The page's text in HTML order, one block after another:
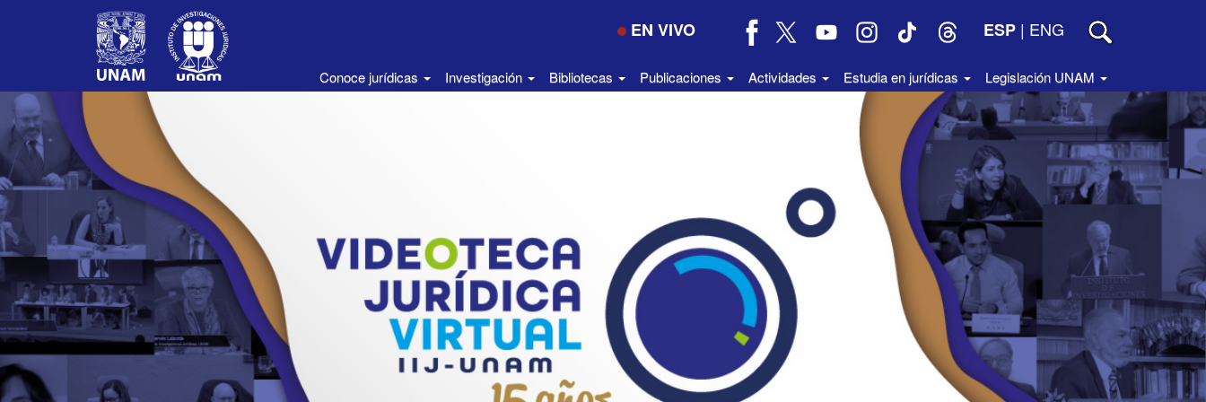
EN VIVO ESP | ENG
Conoce jurídicas Investigación Bibliotecas Publicaciones Actividades Estudia en jurídicas Legislación UNAM